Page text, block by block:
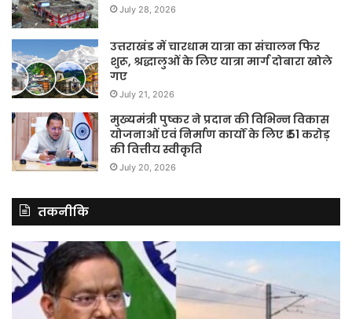
July 28, 2026
उत्तराखंड में चारधाम यात्रा का संचालन फिर
शुरू, श्रद्धालुओं के लिए यात्रा मार्ग दोबारा खोले
गए
July 21, 2026
मुख्यमंत्री पुष्कर ने प्रदान की विभिन्न विकास
योजनाओं एवं निर्माण कार्यों के लिए ₹ 51 करोड़
की वित्तीय स्वीकृति
July 20, 2026
तकनीकि